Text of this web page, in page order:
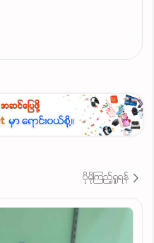
ပိုမိုကြည့်ရှုရန်